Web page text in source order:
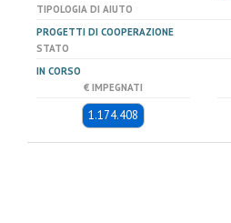
TIPOLOGIA DI AIUTO
PROGETTI DI COOPERAZIONE
STATO
IN CORSO
€ IMPEGNATI
1.174.408